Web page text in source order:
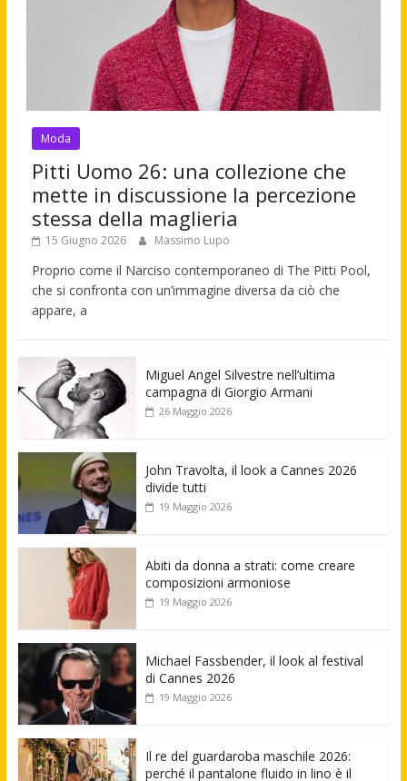
Moda
Pitti Uomo 26: una collezione che
mette in discussione la percezione
stessa della maglieria
15 Giugno 2026 Massimo Lupo
Proprio come il Narciso contemporaneo di The Pitti Pool,
che si confronta con un’immagine diversa da ciò che
appare, a
Miguel Angel Silvestre nell’ultima
campagna di Giorgio Armani
26 Maggio 2026
John Travolta, il look a Cannes 2026
divide tutti
19 Maggio 2026
Abiti da donna a strati: come creare
composizioni armoniose
19 Maggio 2026
Michael Fassbender, il look al festival
di Cannes 2026
19 Maggio 2026
Il re del guardaroba maschile 2026:
perché il pantalone fluido in lino è il